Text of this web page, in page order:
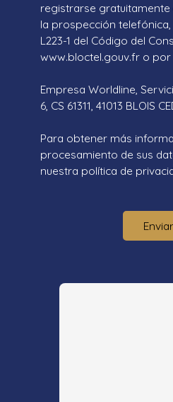
registrarse
la prospección
L223-1 del Código del
www.bloctel.gouv.fr o
Empresa Worldline,
6, CS 61311, 41013 BLOIS
Para obtener más
procesamiento de sus
nuestra política de
Enviar